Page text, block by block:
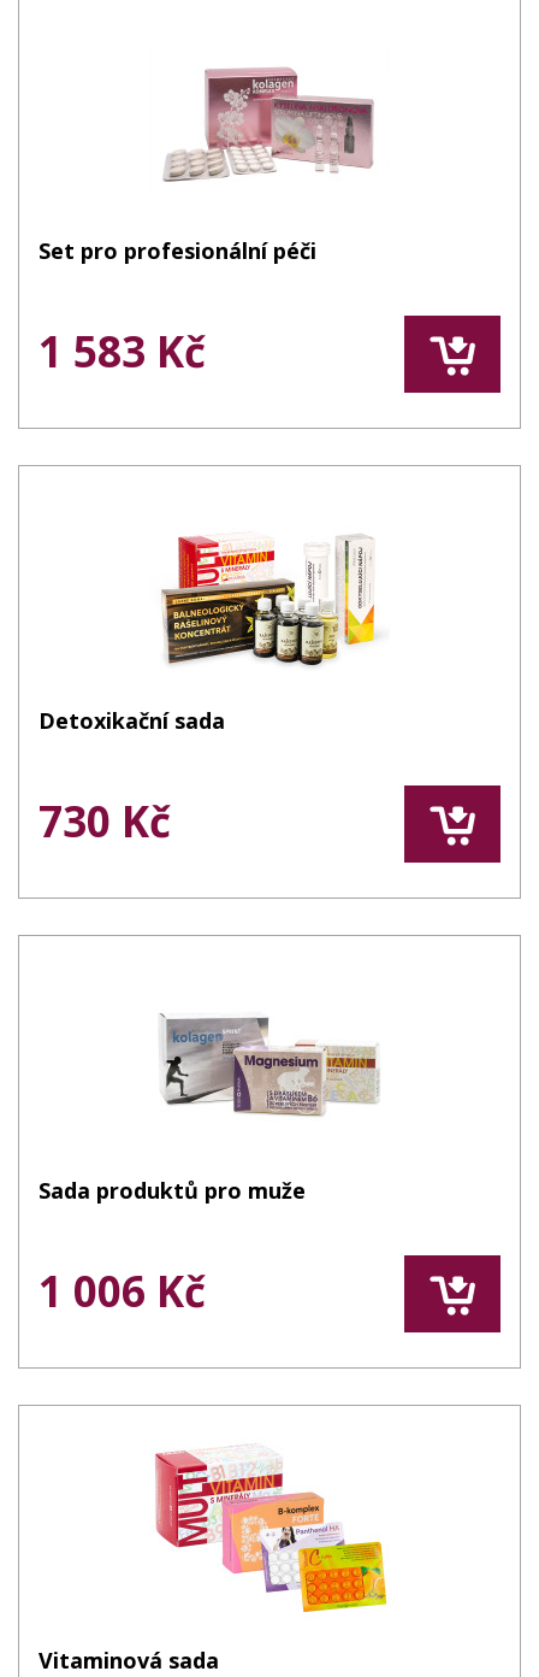
Set pro profesionální péči
1 583 Kč
Detoxikační sada
730 Kč
Sada produktů pro muže
1 006 Kč
Vitaminová sada